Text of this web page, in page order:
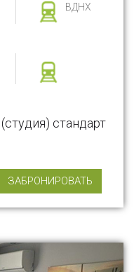
ВДНХ
стандарт
ЗАБРОНИРОВАТЬ